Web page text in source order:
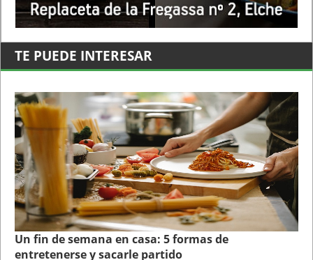
TE PUEDE INTERESAR
Un fin de semana en casa: 5 formas de
entretenerse y sacarle partido